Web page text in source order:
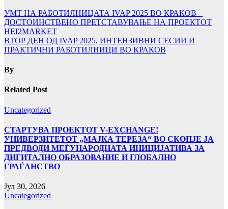
УМТ НА РАБОТИЛНИЦАТА IVAP 2025 ВО КРАКОВ –
ДОСТОИНСТВЕНО ПРЕТСТАВУВАЊЕ НА ПРОЕКТОТ
HEI2MARKET
ВТОР ДЕН ОД IVAP 2025, ИНТЕНЗИВНИ СЕСИИ И
ПРАКТИЧНИ РАБОТИЛНИЦИ ВО КРАКОВ
By
Related Post
Uncategorized
СТАРТУВА ПРОЕКТОТ V-EXCHANGE!
УНИВЕРЗИТЕТОТ „МАЈКА ТЕРЕЗА“ ВО СКОПЈЕ ЈА
ПРЕДВОДИ МЕЃУНАРОДНАТА ИНИЦИЈАТИВА ЗА
ДИГИТАЛНО ОБРАЗОВАНИЕ И ГЛОБАЛНО
ГРАЃАНСТВО
Јул 30, 2026
Uncategorized